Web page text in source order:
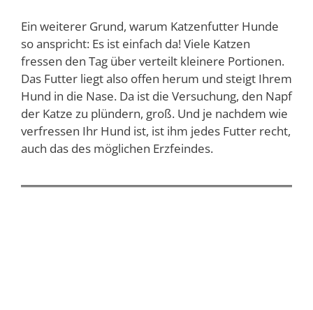
Ein weiterer Grund, warum Katzenfutter Hunde
so anspricht: Es ist einfach da! Viele Katzen
fressen den Tag über verteilt kleinere Portionen.
Das Futter liegt also offen herum und steigt Ihrem
Hund in die Nase. Da ist die Versuchung, den Napf
der Katze zu plündern, groß. Und je nachdem wie
verfressen Ihr Hund ist, ist ihm jedes Futter recht,
auch das des möglichen Erzfeindes.